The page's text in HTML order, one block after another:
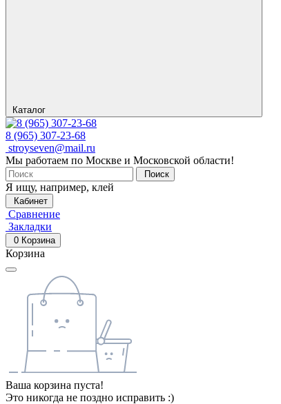
Каталог
8 (965) 307-23-68
stroyseven@mail.ru
Мы работаем по Москве и Московской области!
Поиск
Я ищу, например, клей
Кабинет
Сравнение
Закладки
0 Корзина
Корзина
Ваша корзина пуста!
Это никогда не поздно исправить :)